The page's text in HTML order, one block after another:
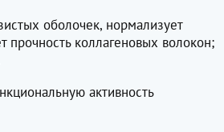
оболочек, нормализует
прочность коллагеновых волокон;
активность